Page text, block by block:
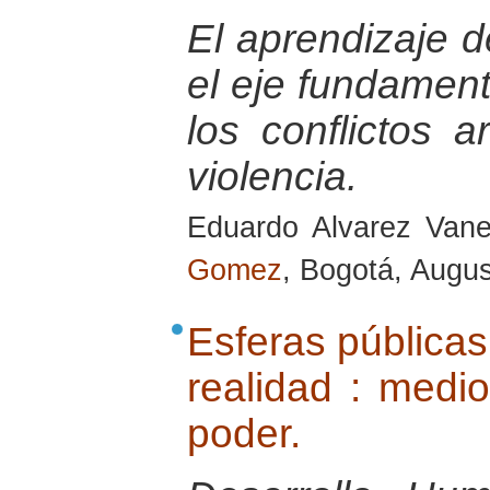
El aprendizaje
el eje
los conflictos
violencia.
Eduardo Alvarez
Gomez, Bogotá,
Esferas
realidad :
poder.